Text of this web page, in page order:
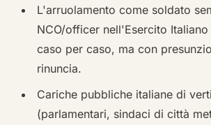
L'arruolamento come soldato
NCO/officer nell'Esercito
caso per caso, ma con
rinuncia.
Cariche pubbliche italiane di
(parlamentari, sindaci di città